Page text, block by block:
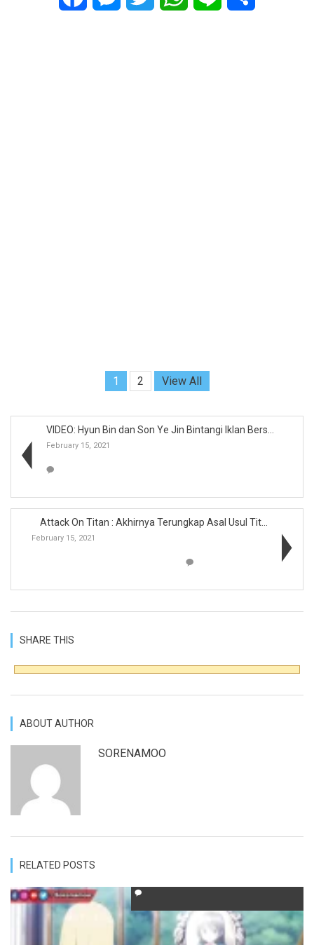
1 2 View All
VIDEO: Hyun Bin dan Son Ye Jin Bintangi Iklan Bers...
February 15, 2021
Attack On Titan : Akhirnya Terungkap Asal Usul Tit...
February 15, 2021
SHARE THIS
ABOUT AUTHOR
SORENAMOO
RELATED POSTS